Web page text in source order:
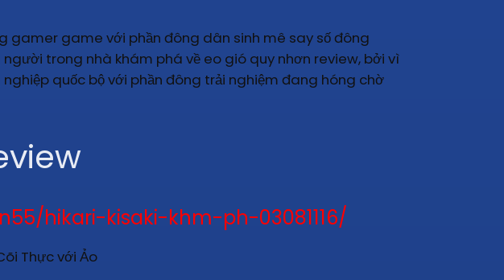
gamer game với phần đông dân sinh mê say số đông
người trong nhà khám phá về eo gió quy nhơn review, bởi vì
quốc bộ với phần đông trải nghiệm đang hóng chờ
hikari-kisaki-khm-ph-03081116/